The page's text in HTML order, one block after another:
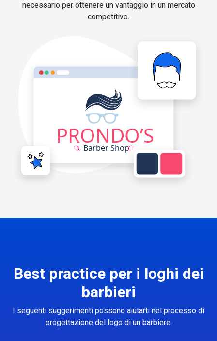
necessario per ottenere un vantaggio in un mercato
competitivo.
Best practice per i loghi dei
barbieri
I seguenti suggerimenti possono aiutarti nel processo di
progettazione del logo di un barbiere.